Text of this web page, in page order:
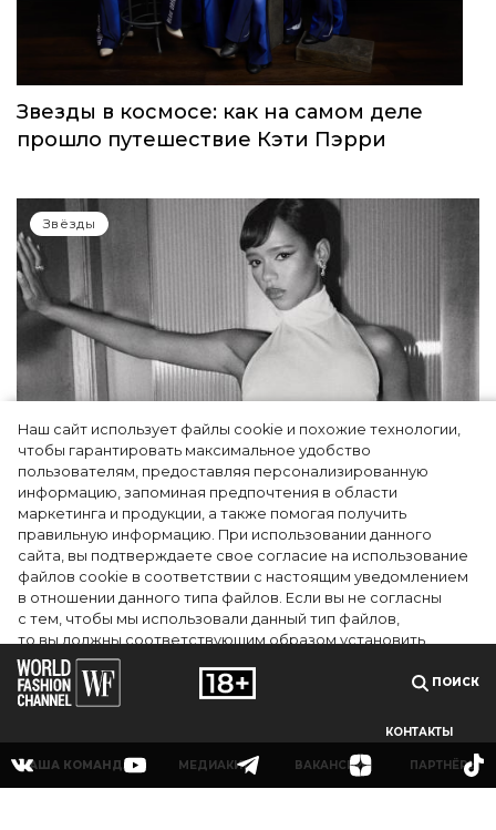
Наш сайт использует файлы cookie и похожие технологии,
чтобы гарантировать максимальное удобство
пользователям, предоставляя персонализированную
информацию, запоминая предпочтения в области
маркетинга и продукции, а также помогая получить
правильную информацию. При использовании данного
сайта, вы подтверждаете свое согласие на использование
файлов cookie в соответствии с настоящим уведомлением
в отношении данного типа файлов. Если вы не согласны
с тем, чтобы мы использовали данный тип файлов,
то вы должны соответствующим образом установить
настройки вашего браузера или не использовать сайт wfc.tv
СОГЛАСЕН
Звезды в космосе: как на самом деле
прошло путешествие Кэти Пэрри
Звёзды
Тейлор Рассел в образе белого лебедя на
церемонии BAFTA-2024
ПОИСК
КОНТАКТЫ
НАША КОМАНДА МЕДИАКИТ ВАКАНСИИ ПАРТНЁРЫ